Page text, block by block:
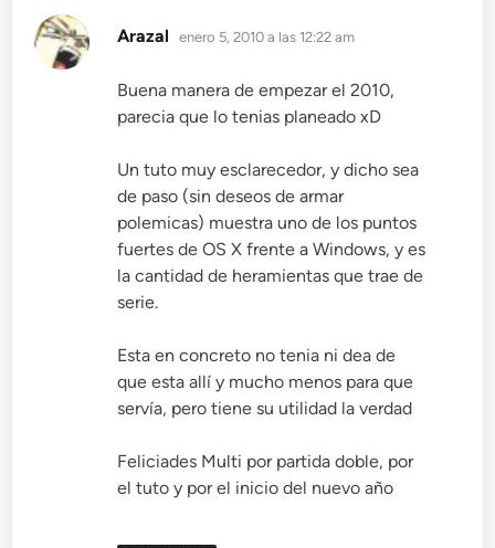
Arazal dice:
enero 5, 2010 a las 12:22 am
Buena manera de empezar el 2010,
parecia que lo tenias planeado xD
Un tuto muy esclarecedor, y dicho sea
de paso (sin deseos de armar
polemicas) muestra uno de los puntos
fuertes de OS X frente a Windows, y es
la cantidad de heramientas que trae de
serie.
Esta en concreto no tenia ni dea de
que esta allí y mucho menos para que
servía, pero tiene su utilidad la verdad
Feliciades Multi por partida doble, por
el tuto y por el inicio del nuevo año